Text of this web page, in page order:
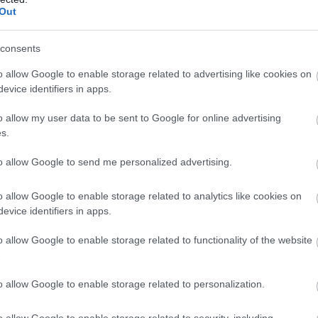
allow Google to enable storage related to advertising like cookies on
identifiers in apps.
allow my user data to be sent to Google for online advertising
allow Google to send me personalized advertising.
allow Google to enable storage related to analytics like cookies on
identifiers in apps.
allow Google to enable storage related to functionality of the website
allow Google to enable storage related to personalization.
υλικά. Φανταστείτε καναπέδες από χαρτόνι
περιλαμβάνει μια μεγάλη ποικιλία από υπέροχες